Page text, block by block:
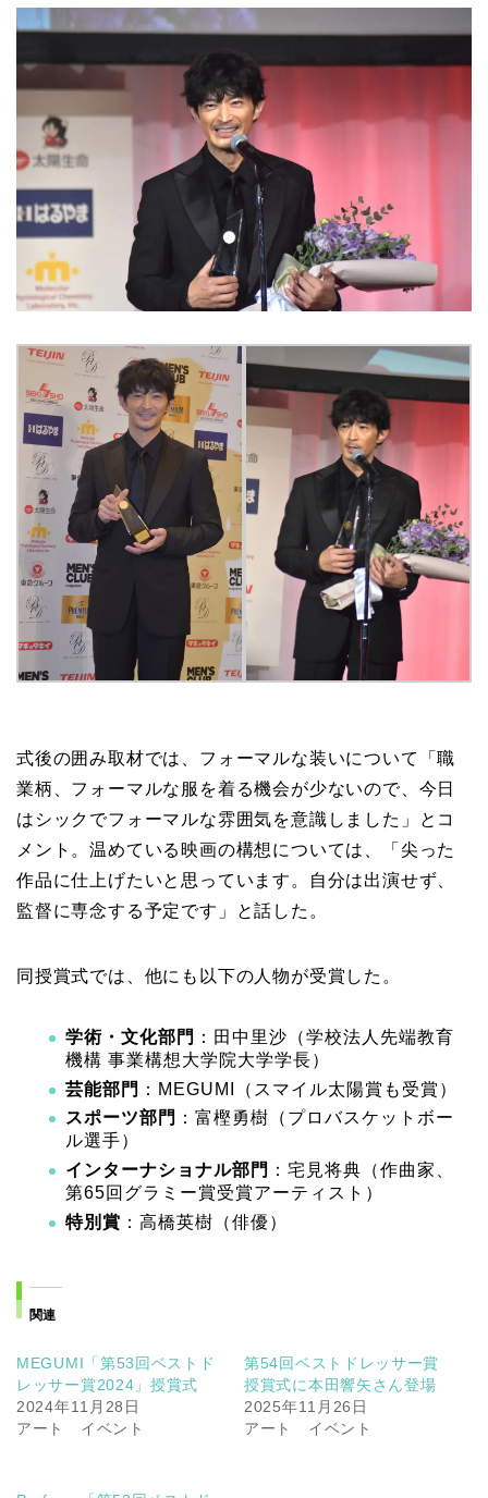
式後の囲み取材では、フォーマルな装いについて「職
業柄、フォーマルな服を着る機会が少ないので、今日
はシックでフォーマルな雰囲気を意識しました」とコ
メント。温めている映画の構想については、「尖った
作品に仕上げたいと思っています。自分は出演せず、
監督に専念する予定です」と話した。
同授賞式では、他にも以下の人物が受賞した。
学術・文化部門 ：田中里沙（学校法人先端教育
機構 事業構想大学院大学学長）
芸能部門 ：MEGUMI（スマイル太陽賞も受賞）
スポーツ部門 ：富樫勇樹（プロバスケットボー
ル選手）
インターナショナル部門 ：宅見将典（作曲家、
第65回グラミー賞受賞アーティスト）
特別賞 ：高橋英樹（俳優）
関連
MEGUMI「第53回ベストド
レッサー賞2024」授賞式
2024年11月28日
アート イベント
第54回ベストドレッサー賞
授賞式に本田響矢さん登場
2025年11月26日
アート イベント